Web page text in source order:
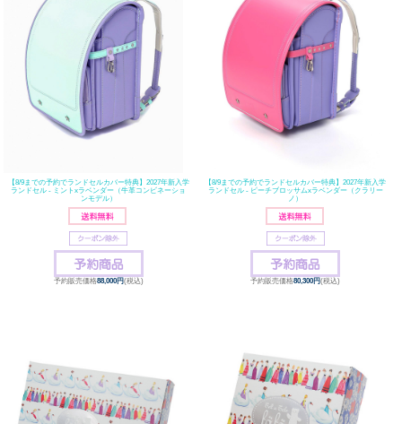
【8/9までの予約でランドセルカバー特典】2027年新入学
ランドセル - ミントxラベンダー（牛革コンビネーショ
ンモデル）
予約販売価格88,000円(税込)
【8/9までの予約でランドセルカバー特典】2027年新入学
ランドセル - ピーチブロッサムxラベンダー（クラリー
ノ）
予約販売価格80,300円(税込)